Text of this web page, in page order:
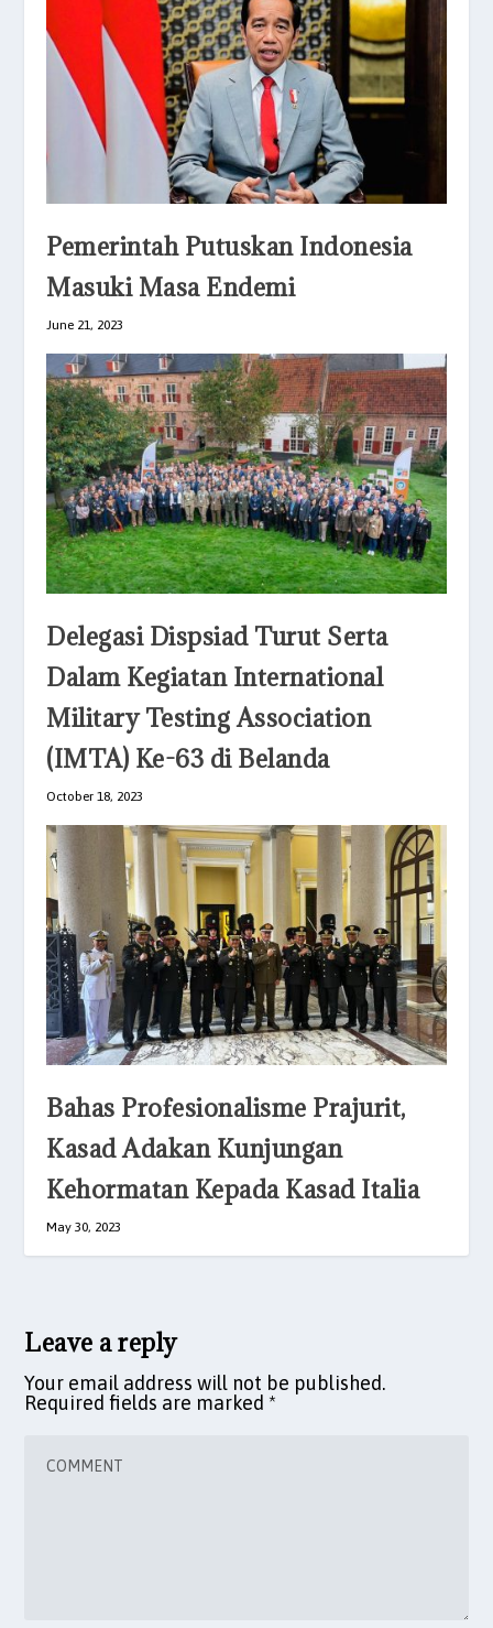
Pemerintah Putuskan Indonesia
Masuki Masa Endemi
June 21, 2023
Delegasi Dispsiad Turut Serta
Dalam Kegiatan International
Military Testing Association
(IMTA) Ke-63 di Belanda
October 18, 2023
Bahas Profesionalisme Prajurit,
Kasad Adakan Kunjungan
Kehormatan Kepada Kasad Italia
May 30, 2023
Leave a reply
Your email address will not be published.
Required fields are marked *